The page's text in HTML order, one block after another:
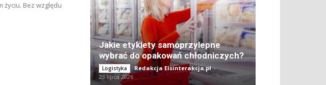
życiu. Bez względu
Jakie etykiety samoprzylepne
wybrać do opakowań chłodniczych?
Logistyka Redakcja Elsinterakcja.pl -
23 lipca 2026